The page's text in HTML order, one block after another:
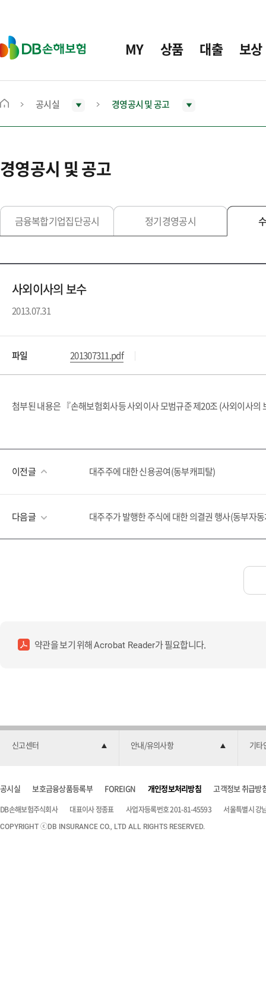
D
B
보
MY 상품 대출 보상
메
으
로
동
공시실 경영공시 및 공고
경영공시 및 공고
금융복합기업집단공시 정기경영공시
사외이사의 보수
2013.07.31
파일 201307311.pdf
첨부된 내용은 『손해보험회사등 사외이사 모범규준 제20조 (사외이사의
이전글 대주주에 대한 신용공여(동부캐피탈)
다음글 대주주가 발행한 주식에 대한 의결권 행사(동부자
약관을 보기 위해Acrobat Reader가 필요합니다.
신고센터 안내/유의사항 기타
공시실 보호금융상품등록부 FOREIGN 개인정보처리방침 고객정보 취급방
DB손해보험주식회사 대표이사 정종표 사업자등록번호 201-81-45593 서울특별시 강
COPYRIGHT ⓒDB INSURANCE CO., LTD ALL RIGHTS RESERVED.